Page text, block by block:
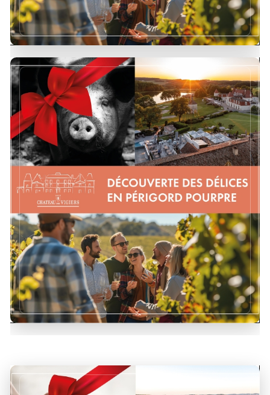
Venez vivre une expérience épicurienne
ponctuée de dégustations gourmandes.
DÉCOUVRIR !